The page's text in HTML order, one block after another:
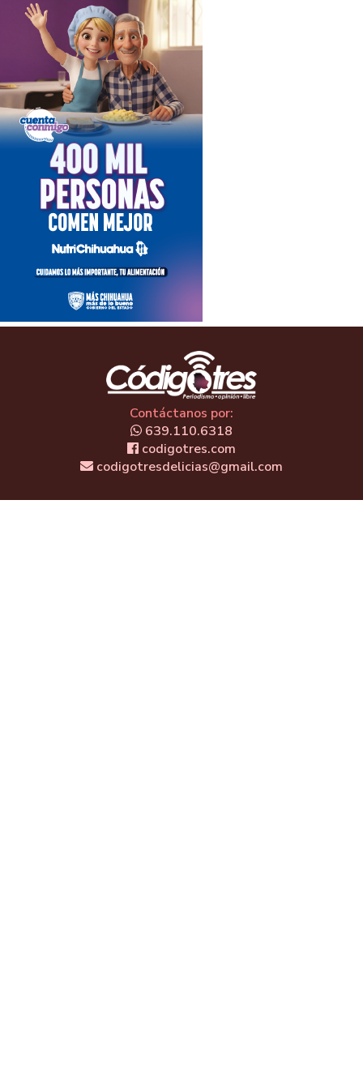
Contáctanos por:
639.110.6318
codigotres.com
codigotresdelicias@gmail.com